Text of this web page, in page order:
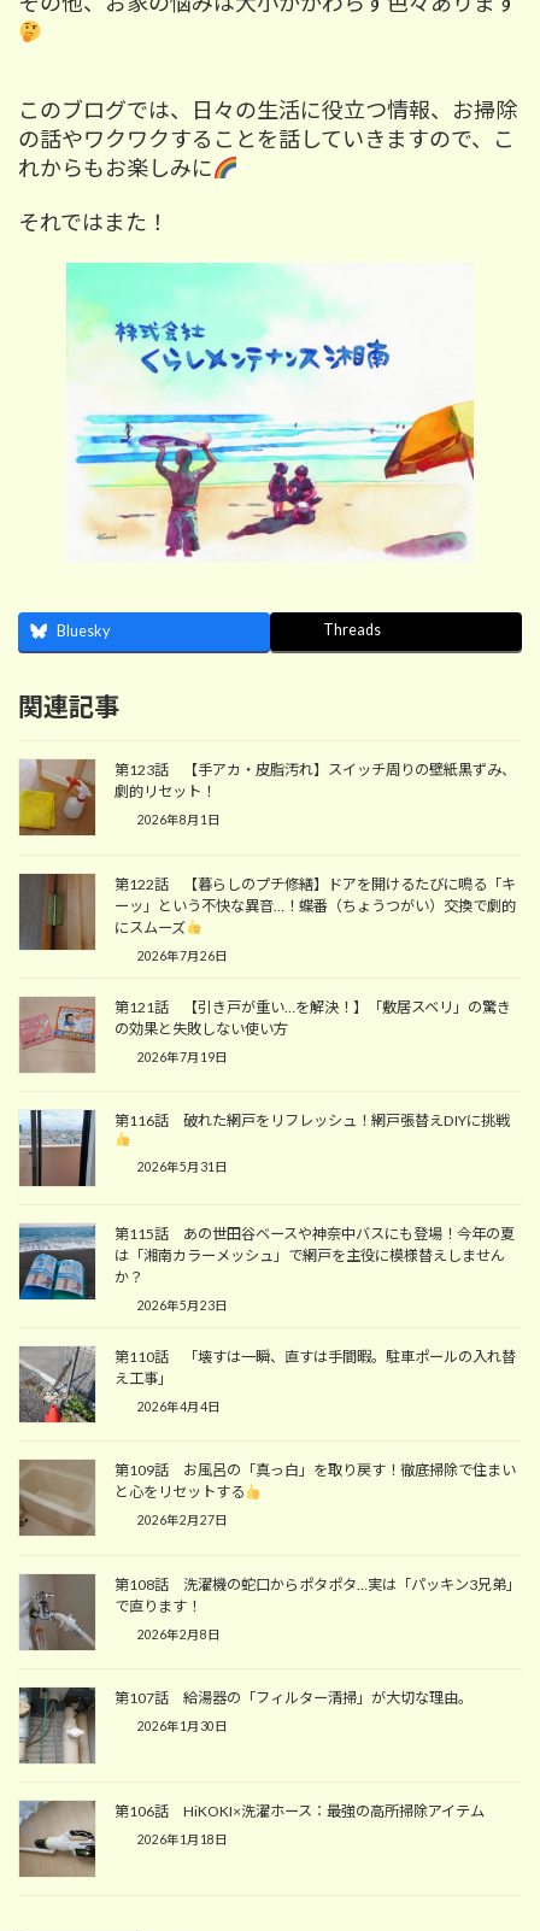
このブログでは、日々の生活に役立つ情報、お掃除
の話やワクワクすることを話していきますので、こ
れからもお楽しみに
それではまた！
Bluesky Threads
関連記事
第123話 【手アカ・皮脂汚れ】スイッチ周りの壁紙黒ずみ、
劇的リセット！
2026年8月1日
第122話 【暮らしのプチ修繕】ドアを開けるたびに鳴る「キ
ーッ」という不快な異音…！蝶番（ちょうつがい）交換で劇的
にスムーズ
2026年7月26日
第121話 【引き戸が重い…を解決！】「敷居スベリ」の驚き
の効果と失敗しない使い方
2026年7月19日
第116話 破れた網戸をリフレッシュ！網戸張替えDIYに挑戦
2026年5月31日
第115話 あの世田谷ベースや神奈中バスにも登場！今年の夏
は「湘南カラーメッシュ」で網戸を主役に模様替えしません
か？
2026年5月23日
第110話 「壊すは一瞬、直すは手間暇。駐車ポールの入れ替
え工事」
2026年4月4日
第109話 お風呂の「真っ白」を取り戻す！徹底掃除で住まい
と心をリセットする
2026年2月27日
第108話 洗濯機の蛇口からポタポタ…実は「パッキン3兄弟」
で直ります！
2026年2月8日
第107話 給湯器の「フィルター清掃」が大切な理由。
2026年1月30日
第106話 HiKOKI×洗濯ホース：最強の高所掃除アイテム
2026年1月18日